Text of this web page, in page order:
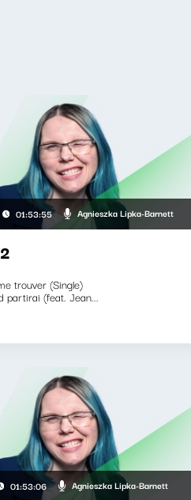
01:53:55 Agnieszka Lipka-Barnett
trouver (Single)
partirai (feat. Jean...
01:53:06 Agnieszka Lipka-Barnett